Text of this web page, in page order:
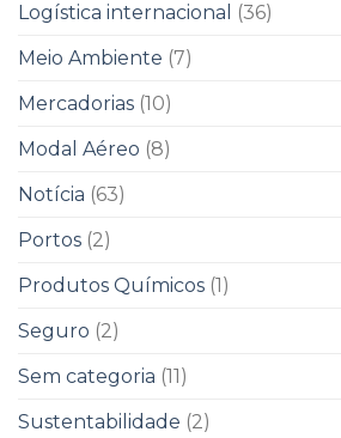
Logística internacional
(36)
Meio Ambiente (7)
Mercadorias (10)
Modal Aéreo (8)
Notícia (63)
Portos (2)
Produtos Químicos (1)
Seguro (2)
Sem categoria (11)
Sustentabilidade (2)